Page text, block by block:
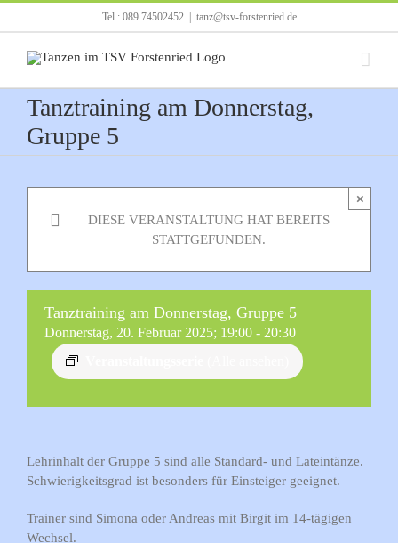
Inhalt
springen
Tel.: 089 74502452 tanz@tsv-forstenried.de
Tanztraining am Donnerstag,
Gruppe 5
DIESE VERANSTALTUNG HAT BEREITS
STATTGEFUNDEN.
×
Tanztraining am Donnerstag, Gruppe 5
Donnerstag, 20. Februar 2025; 19:00 - 20:30
Lehrinhalt der Gruppe 5 sind alle Standard- und Lateintänze.
Schwierigkeitsgrad ist besonders für Einsteiger geeignet.
Trainer sind Simona oder Andreas mit Birgit im 14-tägigen
Wechsel.